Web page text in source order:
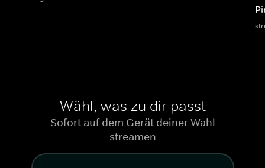
Wähl, was zu dir passt
Sofort auf dem Gerät deiner Wahl
streamen